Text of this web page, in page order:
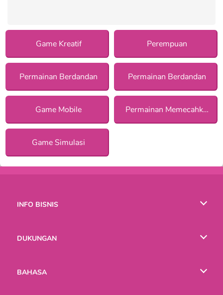
Game Kreatif Perempuan
Permainan Berdandan Permainan Berdandan
Game Mobile Permainan Memecahkan Misteri
Game Simulasi
INFO BISNIS
DUKUNGAN
BAHASA